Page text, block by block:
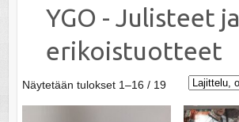
YGO - Julisteet ja
erikoistuotteet
Näytetään tulokset 1–16 / 19